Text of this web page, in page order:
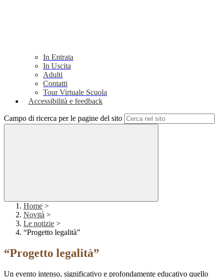
In Entrata
In Uscita
Adulti
Contatti
Tour Virtuale Scuola
Accessibilità e feedback
Campo di ricerca per le pagine del sito
Home >
Novità >
Le notizie >
“Progetto legalità”
“Progetto legalità”
Un evento intenso, significativo e profondamente educativo quello